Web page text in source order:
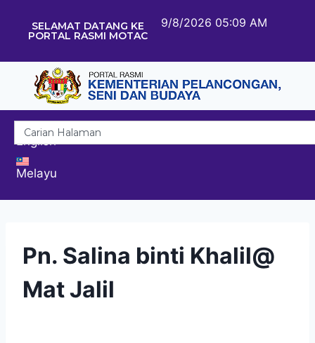
SELAMAT DATANG KE
PORTAL RASMI MOTAC
9/8/2026 05:09 AM
English
Melayu
Pn. Salina binti Khalil@
Mat Jalil